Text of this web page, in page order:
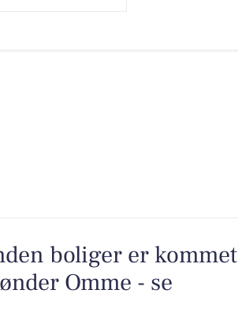
boliger er kommet
Omme - se